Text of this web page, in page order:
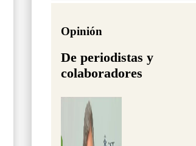
Opinión
De periodistas y
colaboradores